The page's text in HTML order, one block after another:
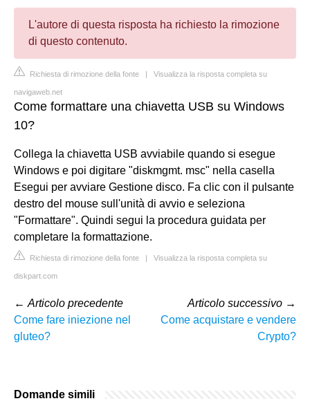
L'autore di questa risposta ha richiesto la rimozione
di questo contenuto.
Richiesta di rimozione della fonte | Visualizza la risposta completa su
navigaweb.net
Come formattare una chiavetta USB su Windows
10?
Collega la chiavetta USB avviabile quando si esegue
Windows e poi digitare "diskmgmt. msc" nella casella
Esegui per avviare Gestione disco. Fa clic con il pulsante
destro del mouse sull'unità di avvio e seleziona
"Formattare". Quindi segui la procedura guidata per
completare la formattazione.
Richiesta di rimozione della fonte | Visualizza la risposta completa su
diskpart.com
← Articolo precedente
Come fare iniezione nel
gluteo?
Articolo successivo →
Come acquistare e vendere
Crypto?
Domande simili